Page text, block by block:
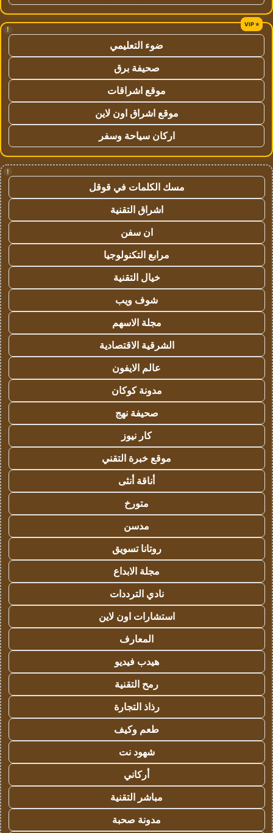
!
ضوء التعليمي
صحيفة برق
موقع اشراقات
موقع اشراق اون لاين
اركان سياحة وسفر
!
مسك الكلمات في قوقل
اشراق التقنية
ان سفن
مرابع التكنولوجيا
خيال التقنية
شوف ويب
مجلة الاسهم
الشرقية الاقتصادية
عالم الايفون
مدونة كوكان
صحيفة نهج
كار نيوز
موقع خبرة التقني
أناقة أنثى
متورخ
مدسن
روتانا تسويق
مجلة الابداع
نادي الترددات
استشارات اون لاين
المعارف
هيدب فيديو
رمح التقنية
رذاذ التجارة
طعم وكيف
شهود نت
أركاني
مباشر التقنية
مدونة صحبة